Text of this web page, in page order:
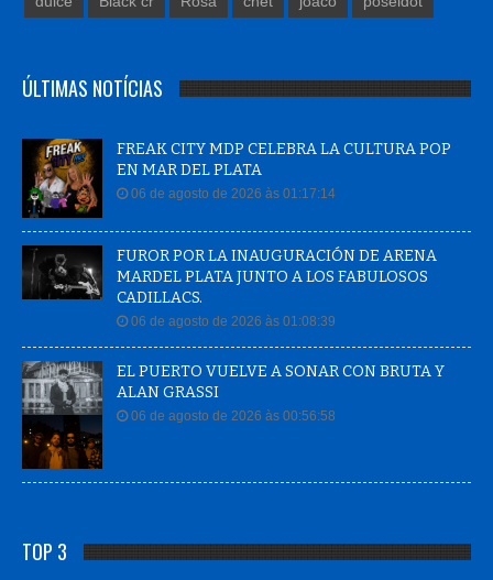
ÚLTIMAS NOTÍCIAS
FREAK CITY MDP CELEBRA LA CULTURA POP
EN MAR DEL PLATA
06 de agosto de 2026 às 01:17:14
FUROR POR LA INAUGURACIÓN DE ARENA
MARDEL PLATA JUNTO A LOS FABULOSOS
CADILLACS.
06 de agosto de 2026 às 01:08:39
EL PUERTO VUELVE A SONAR CON BRUTA Y
ALAN GRASSI
06 de agosto de 2026 às 00:56:58
TOP 3